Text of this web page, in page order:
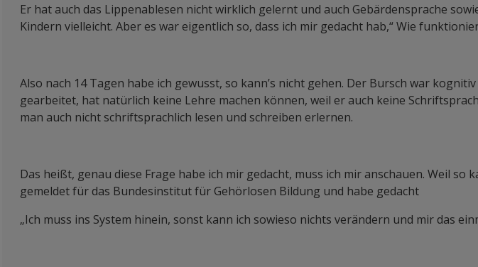
Er hat auch das Lippenablesen nicht wirklich gelernt und auch Gebärdensprache
Kindern vielleicht. Aber es war eigentlich so, dass ich mir gedacht hab,“ Wie
Also nach 14 Tagen habe ich gewusst, so kann’s nicht gehen. Der Bursch war
gearbeitet, hat natürlich keine Lehre machen können, weil er auch keine
man auch nicht schriftsprachlich lesen und schreiben erlernen.
Das heißt, genau diese Frage habe ich mir gedacht, muss ich mir anschauen. Weil so
gemeldet für das Bundesinstitut für Gehörlosen Bildung und habe gedacht
„Ich muss ins System hinein, sonst kann ich sowieso nichts verändern und mir das